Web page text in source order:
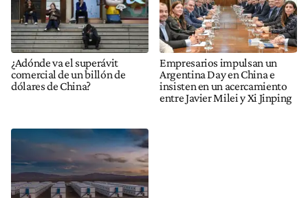
¿Adónde va el superávit
comercial de un billón de
dólares de China?
Empresarios impulsan un
Argentina Day en China e
insisten en un acercamiento
entre Javier Milei y Xi Jinping